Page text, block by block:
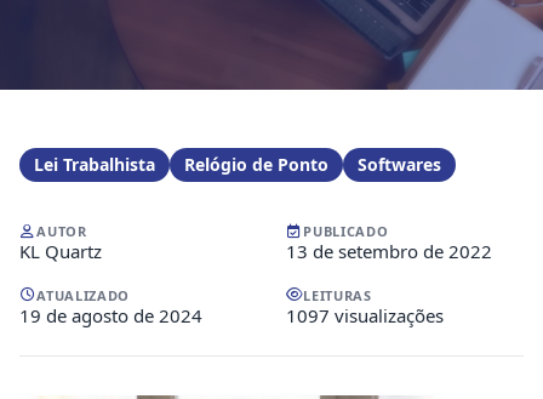
Lei Trabalhista Relógio de Ponto Softwares
AUTOR
KL Quartz
PUBLICADO
13 de setembro de 2022
ATUALIZADO
19 de agosto de 2024
LEITURAS
1097 visualizações